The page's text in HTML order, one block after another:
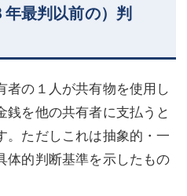
年最判以前の）判
者の１人が共有物を使用し
銭を他の共有者に支払うと
。ただしこれは抽象的・一
体的判断基準を示したもの